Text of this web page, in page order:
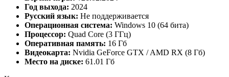
Год выхода: 2024
Русский язык: Не поддерживается
Операционная система: Windows 10 (64 бита)
Процессор: Quad Core (3 ГГц)
Оперативная память: 16 Гб
Видеокарта: Nvidia GeForce GTX / AMD RX (8 Гб)
Место на диске: 61.01 Гб